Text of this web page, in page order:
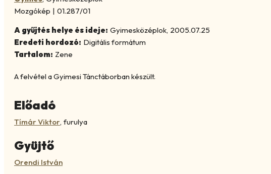
Mozgókép | 01.287/01
A gyűjtés helye és ideje: Gyimesközéplok, 2005.07.25
Eredeti hordozó: Digitális formátum
Tartalom: Zene
A felvétel a Gyimesi Tánctáborban készült.
Előadó
Tímár Viktor, furulya
Gyüjtő
Orendi István